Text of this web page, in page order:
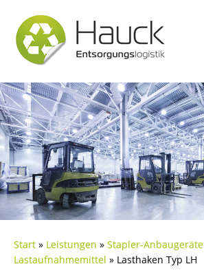
Start » Leistungen » Stapler-Anbaugeräte
Lastaufnahmemittel » Lasthaken Typ LH